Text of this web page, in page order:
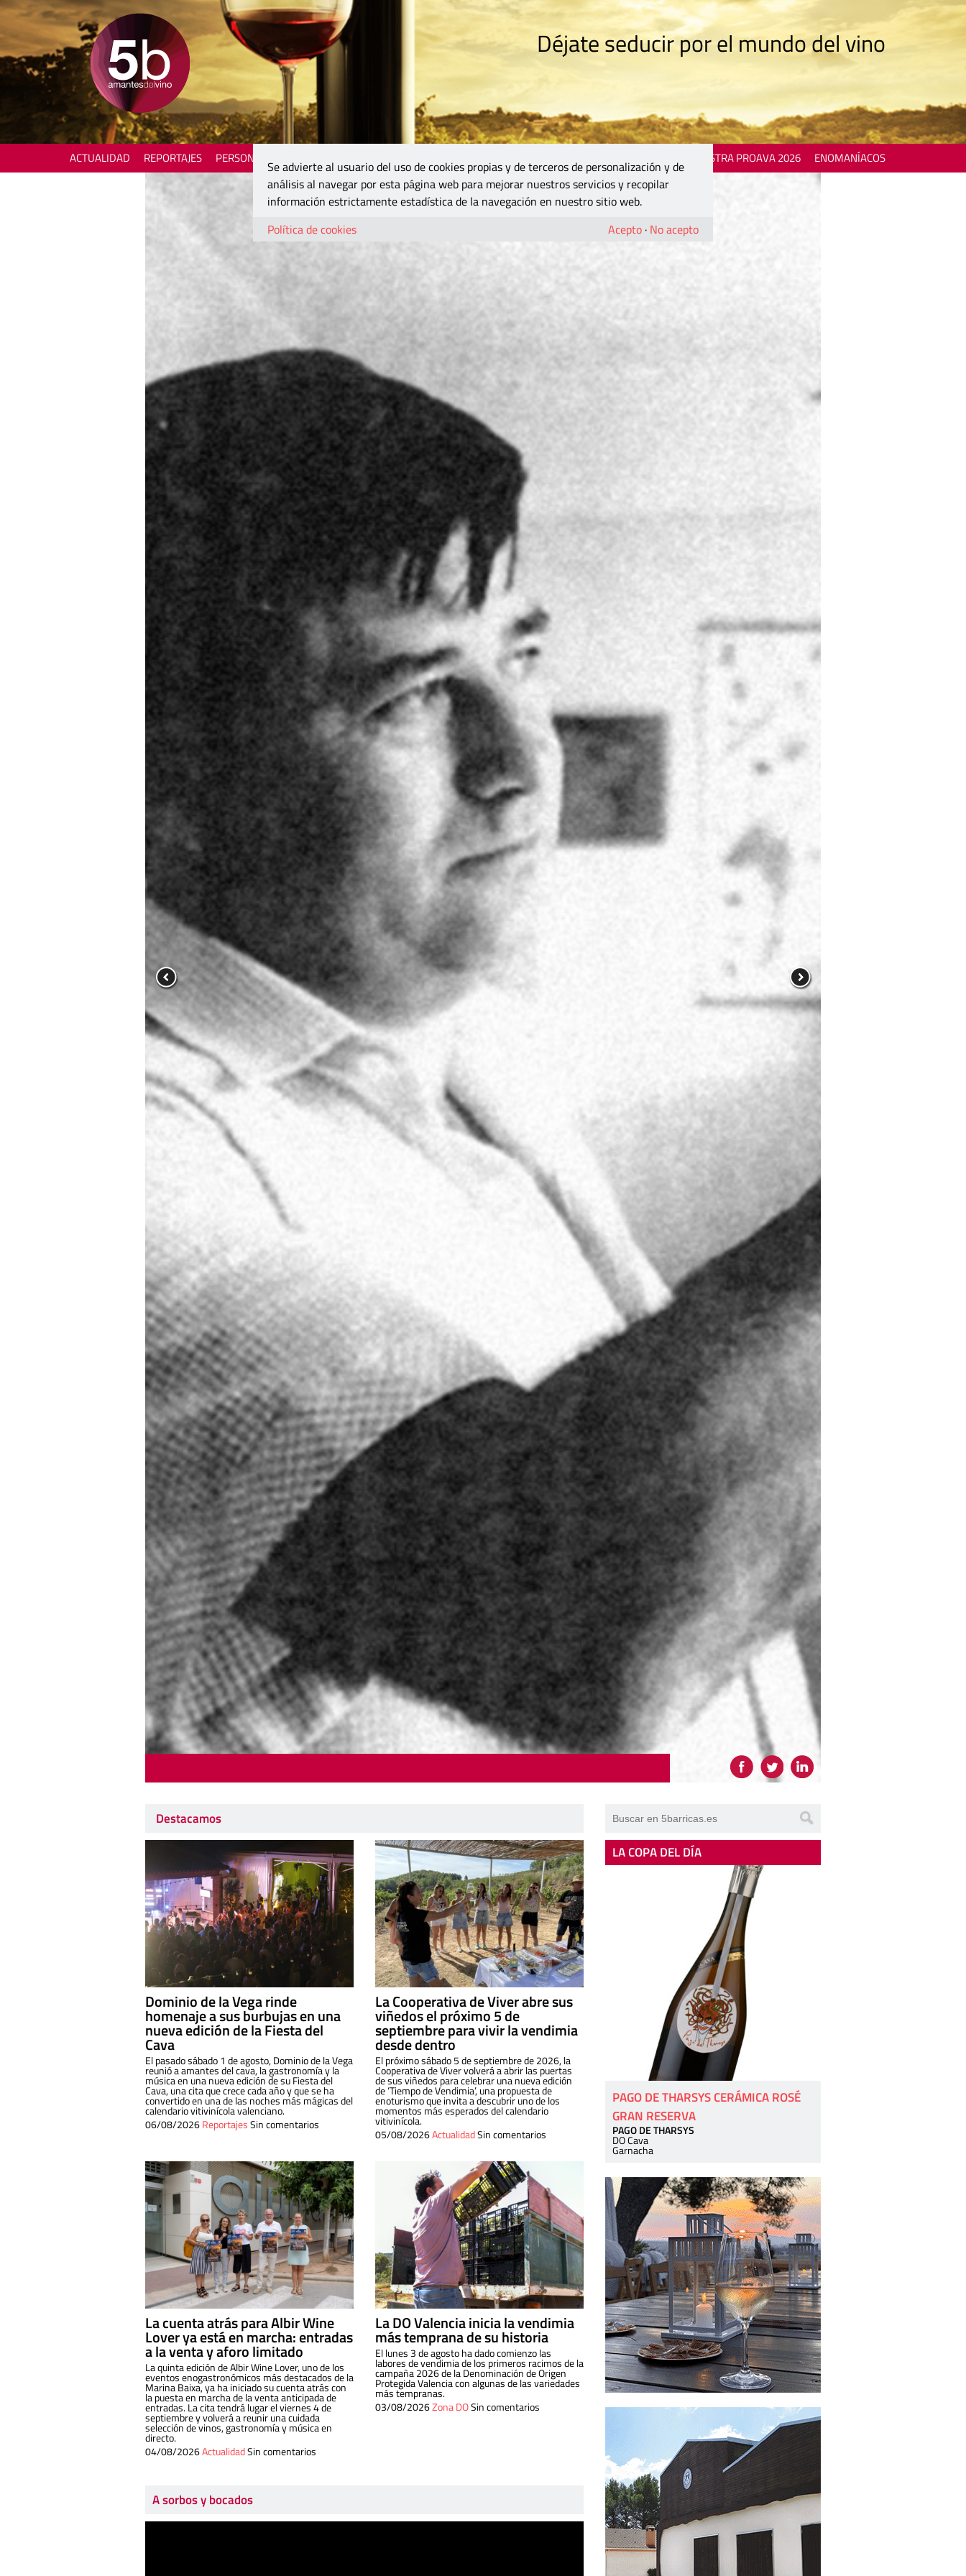
Déjate seducir por el mundo del vino
ACTUALIDAD REPORTAJES PERSONAJES MOSTRA PROAVA 2026 ENOMANÍACOS
Destacamos
Dominio de la Vega rinde
homenaje a sus burbujas en una
nueva edición de la Fiesta del
Cava
El pasado sábado 1 de agosto, Dominio de la Vega
reunió a amantes del cava, la gastronomía y la
música en una nueva edición de su Fiesta del
Cava, una cita que crece cada año y que se ha
convertido en una de las noches más mágicas del
calendario vitivinícola valenciano.
06/08/2026ReportajesSin comentarios
La Cooperativa de Viver abre sus
viñedos el próximo 5 de
septiembre para vivir la vendimia
desde dentro
El próximo sábado 5 de septiembre de 2026, la
Cooperativa de Viver volverá a abrir las puertas
de sus viñedos para celebrar una nueva edición
de ‘Tiempo de Vendimia’, una propuesta de
enoturismo que invita a descubrir uno de los
momentos más esperados del calendario
vitivinícola.
05/08/2026ActualidadSin comentarios
La cuenta atrás para Albir Wine
Lover ya está en marcha: entradas
a la venta y aforo limitado
La quinta edición de Albir Wine Lover, uno de los
eventos enogastronómicos más destacados de la
Marina Baixa, ya ha iniciado su cuenta atrás con
la puesta en marcha de la venta anticipada de
entradas. La cita tendrá lugar el viernes 4 de
septiembre y volverá a reunir una cuidada
selección de vinos, gastronomía y música en
directo.
04/08/2026ActualidadSin comentarios
La DO Valencia inicia la vendimia
más temprana de su historia
El lunes 3 de agosto ha dado comienzo las
labores de vendimia de los primeros racimos de la
campaña 2026 de la Denominación de Origen
Protegida Valencia con algunas de las variedades
más tempranas.
03/08/2026Zona DOSin comentarios
A sorbos y bocados
LA COPA DEL DÍA
PAGO DE THARSYS CERÁMICA ROSÉ
GRAN RESERVA
PAGO DE THARSYS
DO Cava
Garnacha
Se advierte al usuario del uso de cookies propias y de terceros de personalización y de
análisis al navegar por esta página web para mejorar nuestros servicios y recopilar
información estrictamente estadística de la navegación en nuestro sitio web.
Política de cookies
Acepto · No acepto